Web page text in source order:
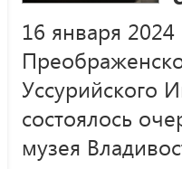
16 января
Уссурийского
состоялось
музея